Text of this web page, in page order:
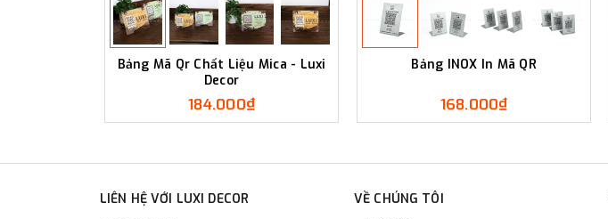
Bảng Mã Qr Chất Liệu Mica - Luxi
Decor
184.000₫
Bảng INOX In Mã QR
168.000₫
LIÊN HỆ VỚI LUXI DECOR
VỀ CHÚNG TÔI